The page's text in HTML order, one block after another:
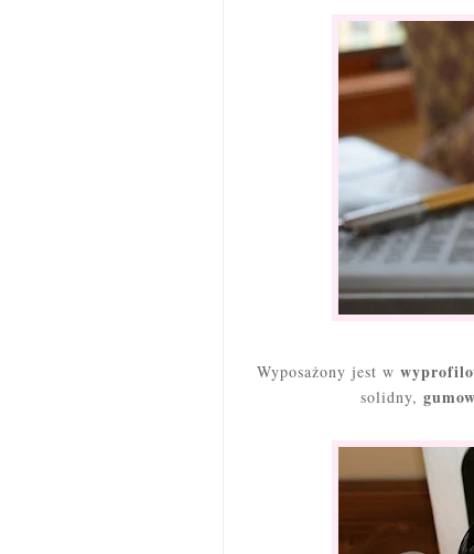
Wyposażony jest w
solidny,